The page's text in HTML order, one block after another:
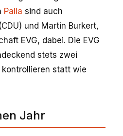
Palla sind auch
und Martin Burkert,
EVG, dabei. Die EVG
stets zwei
statt wie
Jahr